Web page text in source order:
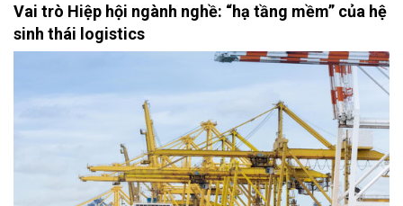
Vai trò Hiệp hội ngành nghề: “hạ tầng mềm” của hệ
sinh thái logistics